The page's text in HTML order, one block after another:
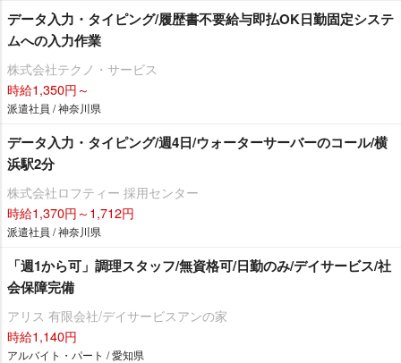
データ入力・タイピング/履歴書不要給与即払OK日勤固定システ
ムへの入力作業
株式会社テクノ・サービス
時給1,350円～
派遣社員 / 神奈川県
データ入力・タイピング/週4日/ウォーターサーバーのコール/横
浜駅2分
株式会社ロフティー 採用センター
時給1,370円～1,712円
派遣社員 / 神奈川県
「週1から可」調理スタッフ/無資格可/日勤のみ/デイサービス/社
会保障完備
アリス 有限会社/デイサービスアンの家
時給1,140円
アルバイト・パート / 愛知県